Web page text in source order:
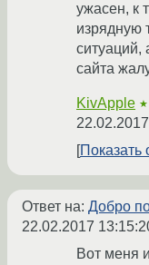
ужасен, к
изрядную
ситуаций,
сайта
KivApple
Показать
Ответ на: Добро
22.02.2017
Вот меня